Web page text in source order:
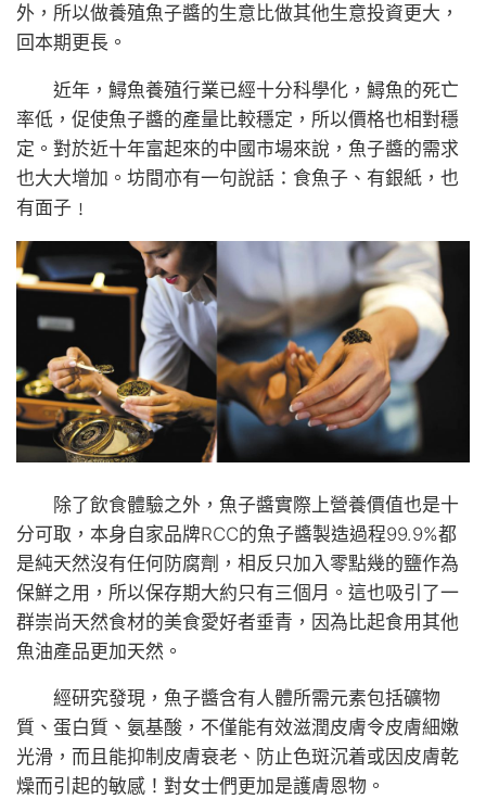
外，所以做養殖魚子醬的生意比做其他生意投資更大，
回本期更長。
近年，鱘魚養殖行業已經十分科學化，鱘魚的死亡
率低，促使魚子醬的產量比較穩定，所以價格也相對穩
定。對於近十年富起來的中國市場來說，魚子醬的需求
也大大增加。坊間亦有一句說話：食魚子、有銀紙，也
有面子﹗
除了飲食體驗之外，魚子醬實際上營養價值也是十
分可取，本身自家品牌RCC的魚子醬製造過程99.9%都
是純天然沒有任何防腐劑，相反只加入零點幾的鹽作為
保鮮之用，所以保存期大約只有三個月。這也吸引了一
群崇尚天然食材的美食愛好者垂青，因為比起食用其他
魚油產品更加天然。
經研究發現，魚子醬含有人體所需元素包括礦物
質、蛋白質、氨基酸，不僅能有效滋潤皮膚令皮膚細嫩
光滑，而且能抑制皮膚衰老、防止色斑沉着或因皮膚乾
燥而引起的敏感！對女士們更加是護膚恩物。